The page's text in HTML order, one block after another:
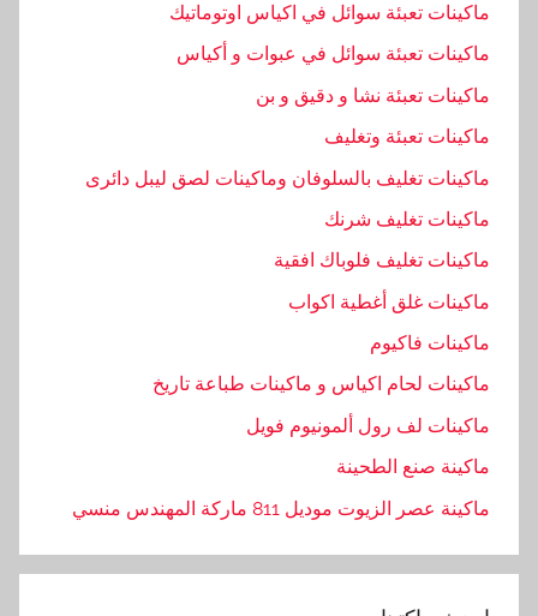
ماكينات تعبئة سوائل في اكياس اوتوماتيك
ماكينات تعبئة سوائل في عبوات و أكياس
ماكينات تعبئة نشا و دقيق و بن
ماكينات تعبئة وتغليف
ماكينات تغليف بالسلوفان وماكينات لصق ليبل دائرى
ماكينات تغليف شرنك
ماكينات تغليف فلوباك افقية
ماكينات غلق أغطية اكواب
ماكينات فاكيوم
ماكينات لحام اكياس و ماكينات طباعة تاريخ
ماكينات لف رول ألمونيوم فويل
ماكينة صنع الطحينة
ماكينة عصر الزيوت موديل 811 ماركة المهندس منسي